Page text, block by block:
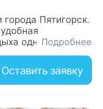
Пятигорск.
одного или
Подробнее
Оставить заявку